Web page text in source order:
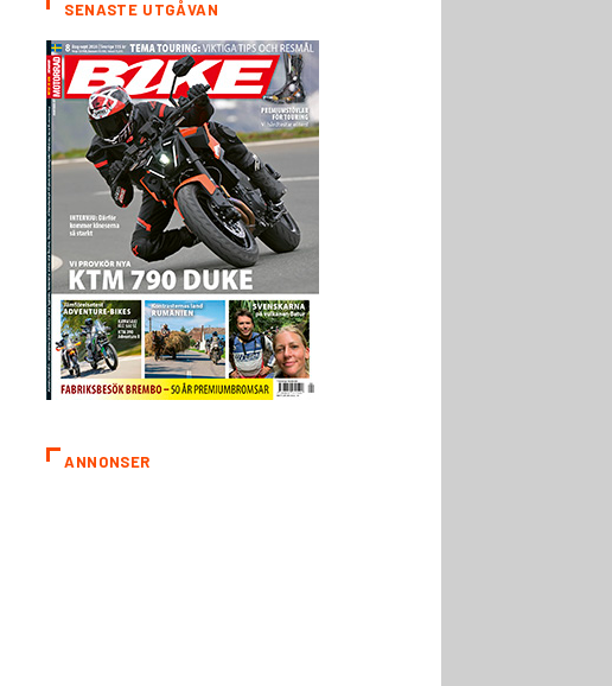
SENASTE UTGÅVAN
ANNONSER